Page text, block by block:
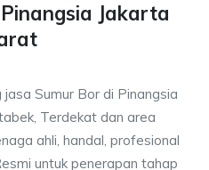
Jakarta
Sumur Bor di Pinangsia
Terdekat dan area
ahli, handal, profesional
untuk penerapan tahap